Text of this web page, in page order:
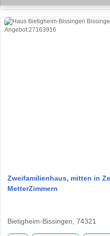
Zweifamilienhaus, mitten in
MetterZimmern
Bietigheim-Bissingen, 74321